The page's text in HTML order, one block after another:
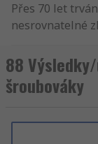
Přes 70 let
nesrovnatelné
šroubováky.
světě,
Šroubováky a
spolehnout na
88
šroubováky